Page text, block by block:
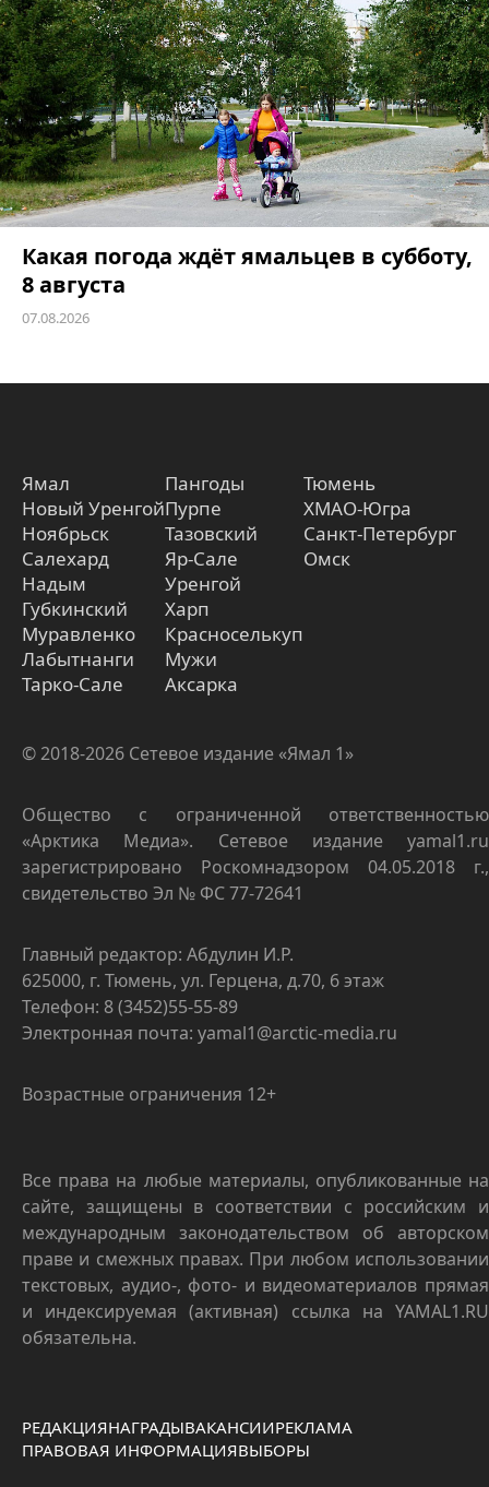
Какая погода ждёт ямальцев в субботу,
8 августа
07.08.2026
Ямал
Новый Уренгой
Ноябрьск
Салехард
Надым
Губкинский
Муравленко
Лабытнанги
Тарко-Сале
Пангоды
Пурпе
Тазовский
Яр-Сале
Уренгой
Харп
Красноселькуп
Мужи
Аксарка
Тюмень
ХМАО-Югра
Санкт-Петербург
Омск
© 2018-2026 Сетевое издание «Ямал 1»
Общество с ограниченной ответственностью
«Арктика Медиа». Сетевое издание yamal1.ru
зарегистрировано Роскомнадзором 04.05.2018 г.,
свидетельство Эл № ФС 77-72641
Главный редактор: Абдулин И.Р.
625000, г. Тюмень, ул. Герцена, д.70, 6 этаж
Телефон: 8 (3452)55-55-89
Электронная почта: yamal1@arctic-media.ru
Возрастные ограничения 12+
Все права на любые материалы, опубликованные на
сайте, защищены в соответствии с российским и
международным законодательством об авторском
праве и смежных правах. При любом использовании
текстовых, аудио-, фото- и видеоматериалов прямая
и индексируемая (активная) ссылка на YAMAL1.RU
обязательна.
РЕДАКЦИЯНАГРАДЫВАКАНСИИРЕКЛАМА
ПРАВОВАЯ ИНФОРМАЦИЯВЫБОРЫ